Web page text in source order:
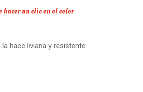
hacer un clic en el color
hace liviana y resistente